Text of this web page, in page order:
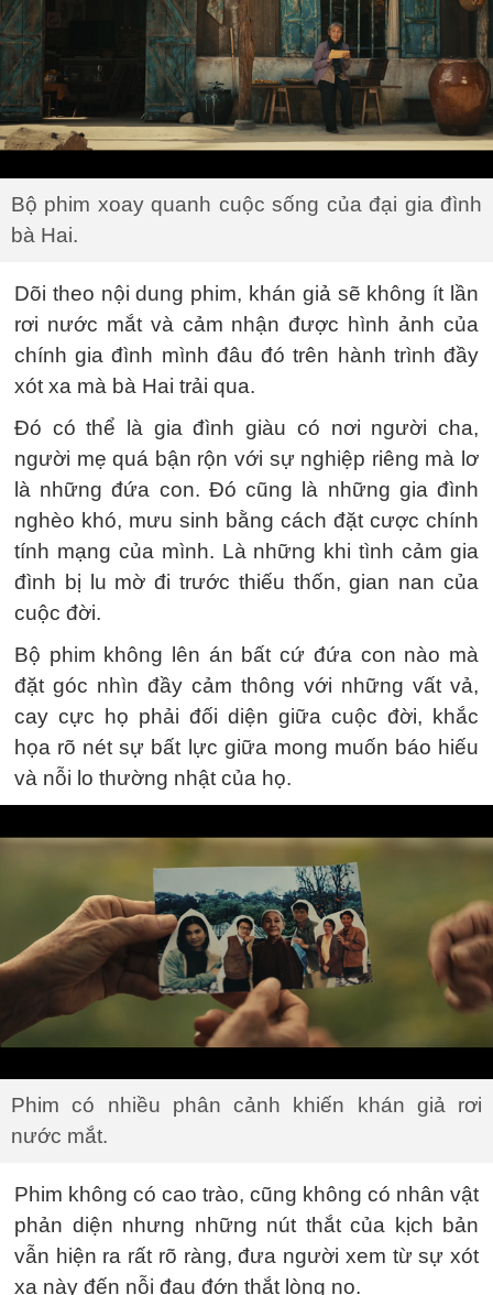
Bộ phim xoay quanh cuộc sống của đại gia đình
bà Hai.
Dõi theo nội dung phim, khán giả sẽ không ít lần
rơi nước mắt và cảm nhận được hình ảnh của
chính gia đình mình đâu đó trên hành trình đầy
xót xa mà bà Hai trải qua.
Đó có thể là gia đình giàu có nơi người cha,
người mẹ quá bận rộn với sự nghiệp riêng mà lơ
là những đứa con. Đó cũng là những gia đình
nghèo khó, mưu sinh bằng cách đặt cược chính
tính mạng của mình. Là những khi tình cảm gia
đình bị lu mờ đi trước thiếu thốn, gian nan của
cuộc đời.
Bộ phim không lên án bất cứ đứa con nào mà
đặt góc nhìn đầy cảm thông với những vất vả,
cay cực họ phải đối diện giữa cuộc đời, khắc
họa rõ nét sự bất lực giữa mong muốn báo hiếu
và nỗi lo thường nhật của họ.
Phim có nhiều phân cảnh khiến khán giả rơi
nước mắt.
Phim không có cao trào, cũng không có nhân vật
phản diện nhưng những nút thắt của kịch bản
vẫn hiện ra rất rõ ràng, đưa người xem từ sự xót
xa này đến nỗi đau đớn thắt lòng nọ.